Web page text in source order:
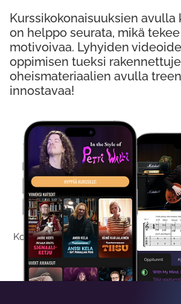
Kokeile
Kokeilemalla ilmaiseksi saat koko
viikon ajaksi.
Kurssikokonaisuuksien
on helppo seurata, mikä
motivoivaa. Lyhyiden
oppimisen tueksi
oheismateriaalien avulla
innostavaa!